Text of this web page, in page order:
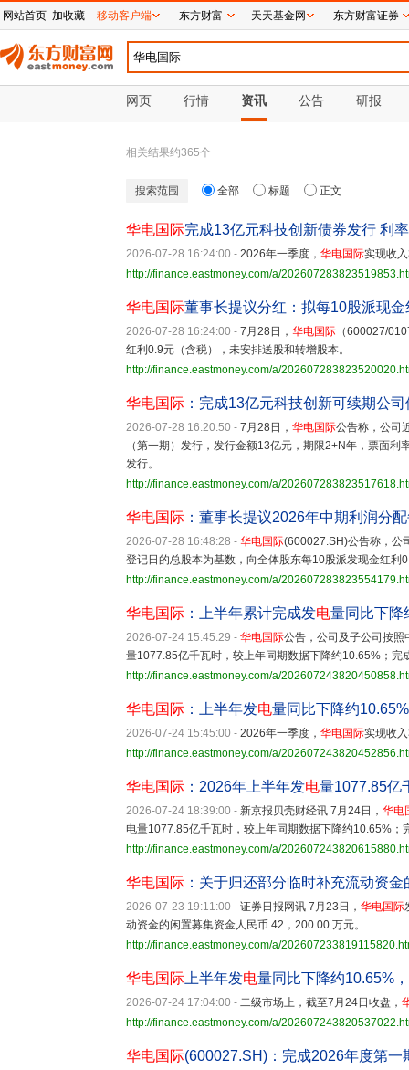
网页 行情 资讯 公告 研报
相关结果约365个
搜索范围 全部 标题 正文
华电国际完成13亿元科技创新债券发行 利
2026-07-28 16:24:00 - 2026年一季度， 华电国际实现收
http://finance.eastmoney.com/a/
华电国际董事长提议分红：拟每10股派现金
2026-07-28 16:24:00 - 7月28日， 华电国际 （600027/
红利0.9元（含税），未安排送股和转增股本。
http://finance.eastmoney.com/a/
华电国际 ：完成13亿元科技创新可续期公
2026-07-28 16:20:50 - 7月28日， 华电国际公告称，公司
（第一期）发行，发行金额13亿元，期限2+N年，票面
发行。
http://finance.eastmoney.com/a/
华电国际 ：董事长提议2026年中期利润分
2026-07-28 16:48:28 - 华电国际(600027.SH)公告称，公
登记日的总股本为基数，向全体股东每10股派发现金红
http://finance.eastmoney.com/a/
华电国际 ：上半年累计完成发电量同比下降
2026-07-24 15:45:29 - 华电国际公告，公司及子公司按
量1077.85亿千瓦时，较上年同期数据下降约10.65%；
http://finance.eastmoney.com/a/
华电国际 ：上半年发电量同比下降约10.65%
2026-07-24 15:45:00 - 2026年一季度， 华电国际实现收
http://finance.eastmoney.com/a/
华电国际 ：2026年上半年发电量1077.85亿
2026-07-24 18:39:00 - 新京报贝壳财经讯 7月24日， 华电
电量1077.85亿千瓦时，较上年同期数据下降约10.65%
http://finance.eastmoney.com/a/
华电国际 ：关于归还部分临时补充流动资
2026-07-23 19:11:00 - 证券日报网讯 7月23日， 华电国际
动资金的闲置募集资金人民币 42，200.00 万元。
http://finance.eastmoney.com/a/
华电国际 上半年发电量同比下降约10.65%
2026-07-24 17:04:00 - 二级市场上，截至7月24日收盘，
http://finance.eastmoney.com/a/
华电国际(600027.SH)：完成2026年度第
网站首页 加收藏 移动客户端 东方财富 天天基金网 东方财富证券